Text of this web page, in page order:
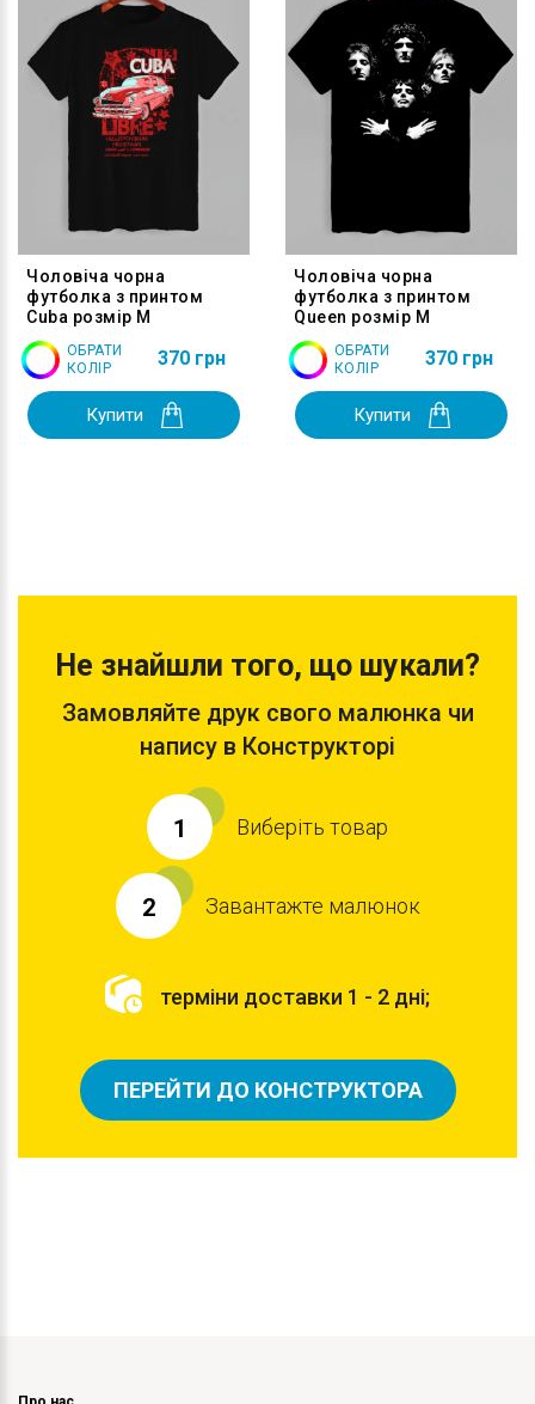
Чоловіча чорна
футболка з принтом
Cuba розмір M
ОБРАТИ
КОЛІР
370 грн
Купити
Чоловіча чорна
футболка з принтом
Queen розмір M
ОБРАТИ
КОЛІР
370 грн
Купити
Не знайшли того, що шукали?
Замовляйте друк свого малюнка чи
напису в Конструкторі
1 Виберіть товар
2 Завантажте малюнок
терміни доставки 1 - 2 дні;
ПЕРЕЙТИ ДО КОНСТРУКТОРА